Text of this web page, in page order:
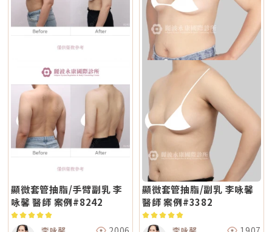
任何除斑型雷射都可能有反黑風險，但 Reepot 因熱傷害較低、加上冷卻系
統保護，發生率較低。術後的關鍵在於防曬和保濕，尤其治療後一週避免曝
曬、蒸氣、刺激性保養品。若依照術後指示照護，能大幅降低色素反應的機
會。Q4：敏感肌或薄皮膚適合做 Reepot 嗎？Reepot 的能量模式相對溫
和，加上冷卻保護，對敏感肌而言較為友善。但敏感肌的特性是屏障本身不
穩定，因此治療前仍需要專業檢視膚況，若正處於發炎、乾裂或紅敏期，建
議先穩定皮膚後再安排療程。Q5：做 Reepot 之後多久可以搭配其他醫美
療程？治療後皮膚需要時間恢復，因此若要搭配保濕導入、水光等溫和療
程，通常約 2～3 週即可視膚況安排；若是皮秒、飛梭、強效換膚或注射等
刺激性較高的項目，建議至少間隔 4 週再評估。適當的間隔能降低反黑與過
度刺激的風險，也讓後續療程效果更穩定。Q6：Reepot 的療程費用大約是
多少？Reepot 的價格會依照治療部位、所需的能量深度、是否搭配其他療
程以及整體規劃次數而有所差異。一般費用多落在一萬至三萬多元之間，但
實際金額仍需依個人斑點狀況與療程組合評估後才能確認。建議先安排諮
詢，由專業醫療人員確認膚況後提供最適合的治療方案與費用。Q7：
Reepot 術後的人工皮需要貼多久？Reepot 治療後會在局部覆蓋人工皮，
主要是保護剛治療的肌膚並協助屏障修復。人工皮不建議自行撕除，多數人
會在約兩週左右回診時，由醫療人員視膚況協助取下。人工皮脫落後，治療
部位的色素也會在這段期間逐漸代謝、變淡。斑點帶來的影響，往往不只是
外觀變化，更讓人感到氣色黯淡、不如以往。隨著醫美技術不斷推陳出新，
Reepot AI 時光雷射為色素治療帶來更精準、可控的方式，讓除斑不再停留
在效果難預測的時代。期望這篇文章能幫助你清楚掌握除斑方向與選擇，在
規劃療程時，也建議由專業醫師根據膚況量身評估，找到最適合、安全的改
善方式。★溫馨提醒★小編要提醒大家，醫療並非單純的商業交易，所有的
療程都伴隨著風險。因此，作為消費者應該謹慎選擇合適的醫療方案，以確
保安全與健康。
選電波或音波前，先不要急著問「哪個比較好」，而是要先看自己的老化問
題屬於哪一種。臉部老化常見可分成四大類：組織鬆弛下垂、結構性凹陷、
皺紋形成、膚質老化。電波和音波主要處理的是「鬆弛與下垂」這一類問
題。電波偏向改善皮膚鬆弛、細紋與緊緻度；音波偏向改善輪廓下垂、嘴邊
肉與下顎線模糊。但如果是太陽穴凹陷、淚溝、臉頰凹陷這類結構性凹陷，
或是斑點、色素沉澱這類膚質問題，單靠電波或音波不一定能解決，需要搭
配其他療程評估。第二，不要只看價格，更要看療程規劃是否合理電波音波
的價格會受到儀器種類、探頭、發數、施作部位、能量設定與診所規劃影
響。價格便宜不一定不好，但如果只用價格做決定，很容易忽略真正重要的
事：這療程到底有沒有符合你的臉部狀況？同樣是音波，有人需要加強下顎
線，有人需要處理嘴邊肉；同樣是電波，有人重點在眼周細紋，有人重點在
臉頰鬆弛。規劃不同，效果自然也會不同。所以選療程時，不只要問「多少
錢」，也要問清楚：使用什麼儀器？施作哪些部位？大約發數或治療範圍怎
麼規劃？為什麼我的狀況適合這個療程？第三，確認儀器來源、探頭耗材與
施作人員電波音波屬於能量型醫美療程，安全性和儀器來源、探頭耗材、操
作經驗都有關。建議選擇前可以確認是否為合法原廠認證儀器、是否使用原
廠探頭或合規耗材，以及是否由合格專業醫療人員評估與操作。另外，醫師
的臉部解剖概念與美感判斷也很重要。因為電波音波不是「能量越強越
好」，而是要看你的皮膚厚度、脂肪量、鬆弛程度、臉型比例去調整。過度
治療不一定更漂亮，反而可能不自然或效果不如預期。第四，效果需要時
間，不要用術後當天判斷成敗電波和音波都是透過熱能刺激膠原蛋白反應，
不是做完當天就完成全部效果。部分人術後會先感覺皮膚變緊、輪廓比較
順，但真正的膠原蛋白新生與重組，通常需要數週到數月慢慢發生。所以做
完後不要急著用第一天的樣子判斷有沒有用，也不要因為短期內沒有巨大變
化就立刻否定療程。非侵入式拉提的特色通常是漸進、自然，而不是突然大
幅改變。第五，不要期待一次療程解決所有老化問題臉部老化不是只有皮膚
鬆而已，還可能包含膠原蛋白流失、脂肪位移、骨架支撐變弱、皮膚厚度改
（以真皮層為主），常被用於緊緻與支撐感相關需求。鳳凰電波即屬於單極
射頻應用。雙極電波：則是將能量集中在兩個電極之間，作用範圍相對較
淺，較常被用於膚質細緻、表層改善等需求。無雙電波的特色，在於將單極
與雙極兩種模式結合於同一療程設計中。根據官方資料，DENSITY 可透過
不同射頻模式，將能量分別作用於深層與淺層皮膚。因此，兩者並不是「誰
比較高級」，而是設計邏輯不同。若主要需求為輪廓拉提與緊緻，單極射頻
為主的療程通常較符合需求；若希望同時兼顧膚質細緻與輕度緊緻，複合式
電波療程則可能更具彈性。效果差異：拉提感、緊緻感、膚質感不一樣1. 拉
提感如果你的主要困擾是「臉部鬆弛」、「下顎線不清楚」或「嘴邊肉變明
顯」，鳳凰電波通常是較常被討論的選項之一。其應用多與輪廓緊緻與鬆弛
改善相關，常見於臉部、眼周與身體的緊緻與平滑需求。2. 膚質感如果你的
問題不是明顯鬆弛，而是「皮膚看起來粗」、「毛孔明顯」、「妝感不服
貼」或整體氣色較疲累，無雙電波的複合式能量設計相對較符合這類需求。
除了緊緻效果外，也常被用於膚質細緻與整體質感提升，因此常被市場定位
為入門型抗老或精緻型電波療程。3. 自然度兩者都屬於非侵入式療程，因此
通常不會像手術或填充療程一樣產生立即的結構性改變，效果多半呈現為漸
進式、自然型。常見的效果訴求差異在於：鳳凰電波多偏向輪廓線條與緊緻
感的提升；無雙電波則較偏向整體膚質細緻、緊實與光澤感的改善。哪一種
比較痛？無雙電波真的比較不痛嗎？疼痛感是很多人選療程時最在意的問
題。以療程設計來看，鳳凰電波因為以單極射頻為主，能量感通常會比較明
顯。部分人會形容為熱、刺、酸、脹，尤其在骨感較明顯或皮膚較薄的位
置，感受可能更強。無雙電波則因為設計上有SAC智能冷卻系統與RIC即時
阻抗偵測補償系統等設計，因此為舒適度較高的電波療程。但這裡要講清
楚：不痛不代表完全沒感覺，舒適也不代表每個人都一樣。疼痛感會受到很
多因素影響，包括： 個人耐痛程度 施作部位 能量設定 是否敷麻 醫師手法
皮膚厚薄與骨感程度 當天身體狀態所以比較精準的說法是：無雙電波通常
被定位為舒適度較佳；鳳凰電波能量感通常較明顯。但實際感受仍需依個人
顯微套管抽脂/手臂副乳 李
咏馨 醫師 案例#8242
顯微套管抽脂/副乳 李咏馨
醫師 案例#3382